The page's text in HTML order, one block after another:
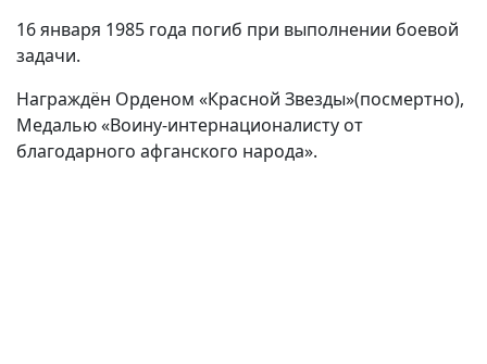
16 января 1985 года погиб при выполнении боевой
задачи.
Награждён Орденом «Красной Звезды»(посмертно),
Медалью «Воину-интернационалисту от
благодарного афганского народа».